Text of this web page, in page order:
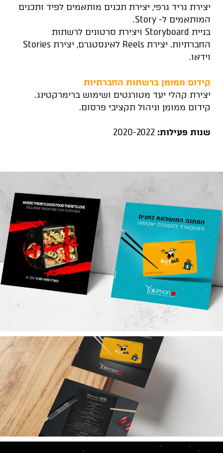
יצירת גריד גרפי, יצירת תכנים מותאמים לפיד ותכנים
המותאמים ל- Story.
בניית Storyboard ויצירת סרטונים לרשתות
החברתיות. יצירת Reels לאינסטגרם, יצירת Stories
וידאו.
קידום ממומן ברשתות החברתיות
יצירת קהלי יעד מטורגטים ושימוש ברימרקטינג.
קידום ממומן וניהול תקציבי פרסום.
שנות פעילות: